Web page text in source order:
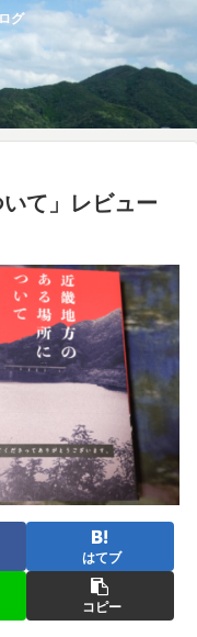
グ
いて」レビュー
はてブ
コピー